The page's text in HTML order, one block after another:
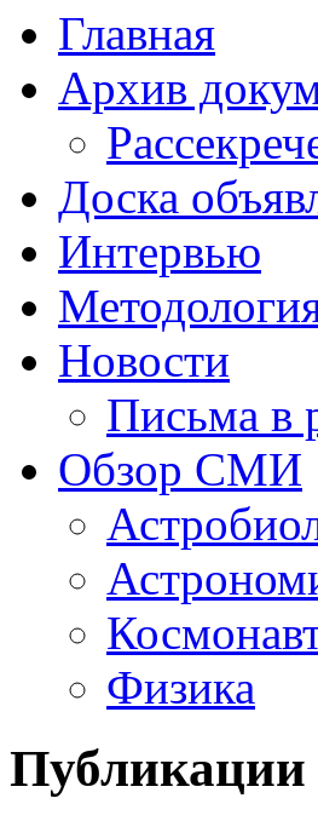
Главная
Архив
Доска
Интервью
Новости
Письма в
Обзор СМИ
Физика
Публикации